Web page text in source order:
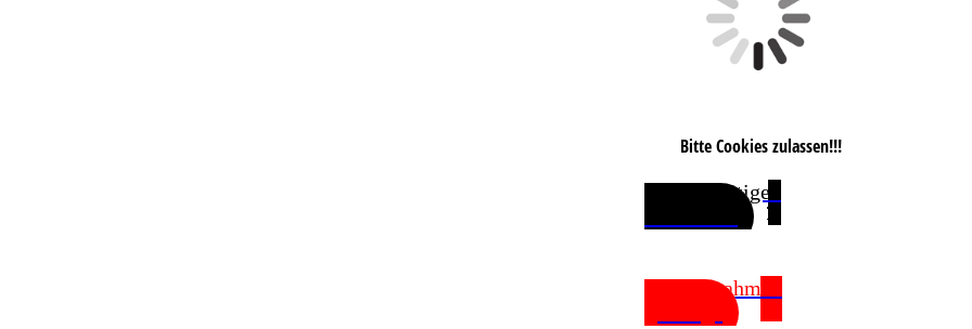
Bitte Cookies zulassen!!!
Sie benötigen
Bilderrahmen